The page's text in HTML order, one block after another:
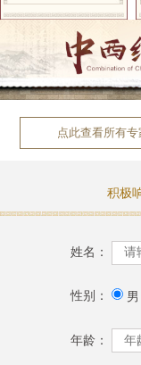
点此查看所有专
积极
姓名：
性别：
年龄：